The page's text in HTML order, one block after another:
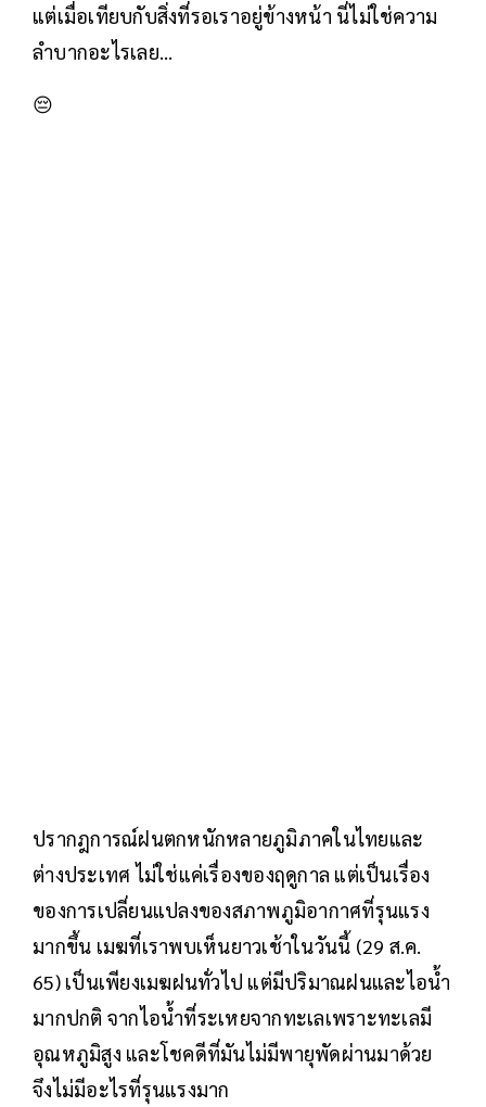
แต่เมื่อเทียบกับสิ่งที่รอเราอยู่ข้างหน้า นี่ไม่ใช่ความ
ลำบากอะไรเลย…
😔
ปรากฎการณ์ฝนตกหนักหลายภูมิภาคในไทยและ
ต่างประเทศ ไม่ใช่แค่เรื่องของฤดูกาล แต่เป็นเรื่อง
ของการเปลี่ยนแปลงของสภาพภูมิอากาศที่รุนแรง
มากขึ้น เมฆที่เราพบเห็นยาวเช้าในวันนี้ (29 ส.ค.
65) เป็นเพียงเมฆฝนทั่วไป แต่มีปริมาณฝนและไอน้ำ
มากปกติ จากไอน้ำที่ระเหยจากทะเลเพราะทะเลมี
อุณหภูมิสูง และโชคดีที่มันไม่มีพายุพัดผ่านมาด้วย
จึงไม่มีอะไรที่รุนแรงมาก